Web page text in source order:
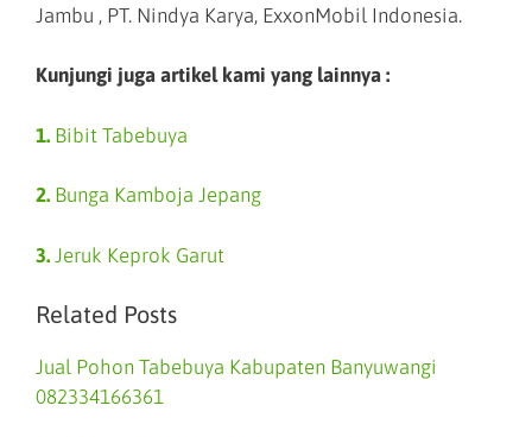
Jambu , PT. Nindya Karya, ExxonMobil Indonesia.
Kunjungi juga artikel kami yang lainnya :
1. Bibit Tabebuya
2. Bunga Kamboja Jepang
3. Jeruk Keprok Garut
Related Posts
Jual Pohon Tabebuya Kabupaten Banyuwangi
082334166361